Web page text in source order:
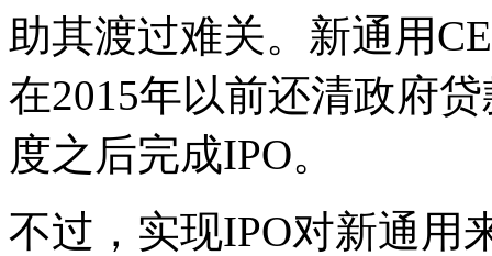
助其渡过难关。新通用
在2015年以前还清政府
度之后完成IPO。
不过，实现IPO对新通用